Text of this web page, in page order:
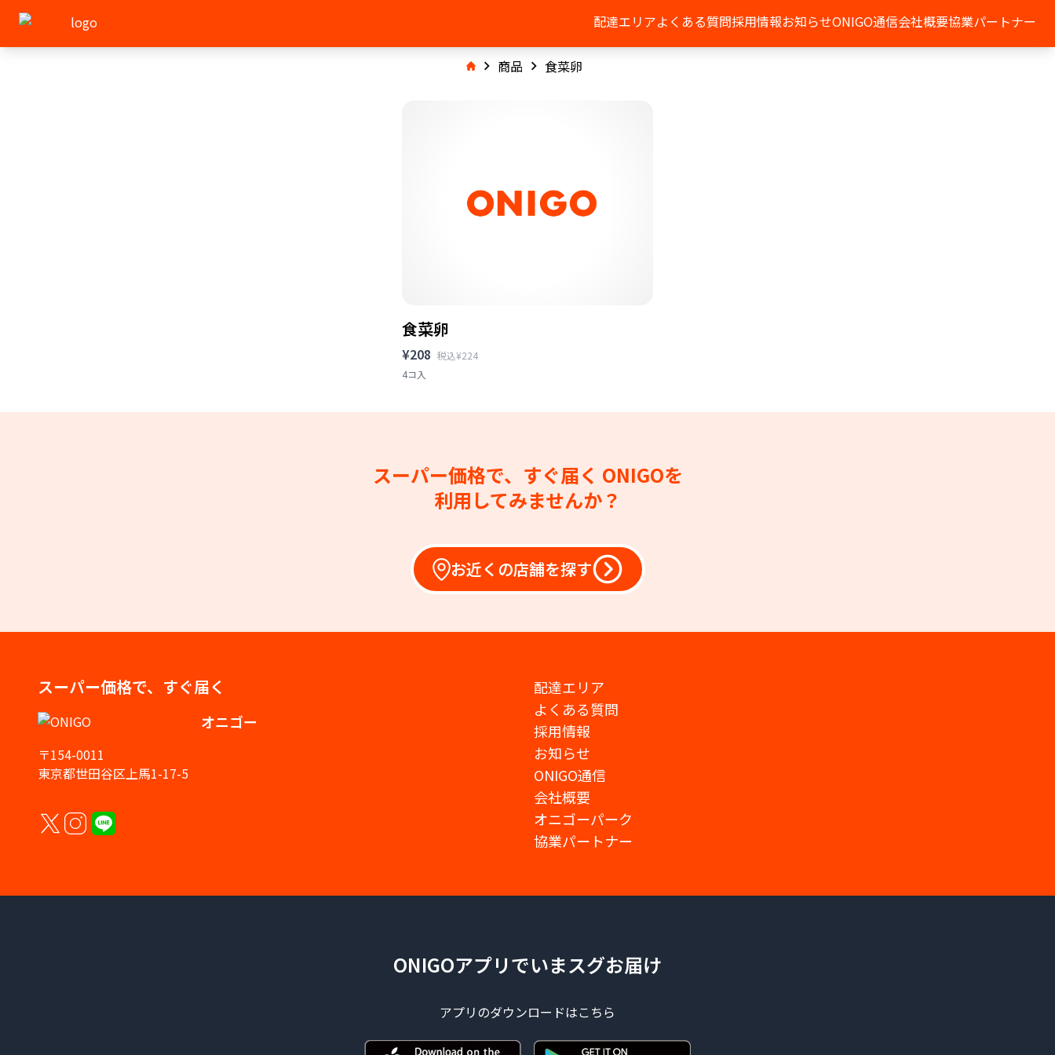
配達エリアよくある質問採用情報お知らせONIGO通信会社概要協業パートナー
商品 食菜卵
食菜卵
¥208 税込¥224
4コ入
スーパー価格で、すぐ届く ONIGOを
利用してみませんか？
お近くの店舗を探す
スーパー価格で、すぐ届く
オニゴー
〒154-0011
東京都世田谷区上馬1-17-5
配達エリア
よくある質問
採用情報
お知らせ
ONIGO通信
会社概要
オニゴーパーク
協業パートナー
ONIGOアプリでいまスグお届け
アプリのダウンロードはこちら